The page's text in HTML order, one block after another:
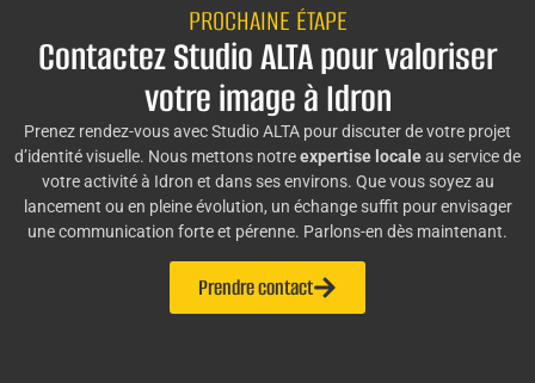
PROCHAINE ÉTAPE
Contactez Studio ALTA pour valoriser
votre image à Idron
Prenez rendez-vous avec Studio ALTA pour discuter de votre projet
d’identité visuelle. Nous mettons notreexpertise localeau service de
votre activité à Idron et dans ses environs. Que vous soyez au
lancement ou en pleine évolution, un échange suffit pour envisager
une communication forte et pérenne. Parlons-en dès maintenant.
Prendre contact